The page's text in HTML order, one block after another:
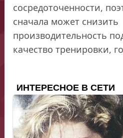
сосредоточенности,
сначала может снизить
производительность
качество тренировки,